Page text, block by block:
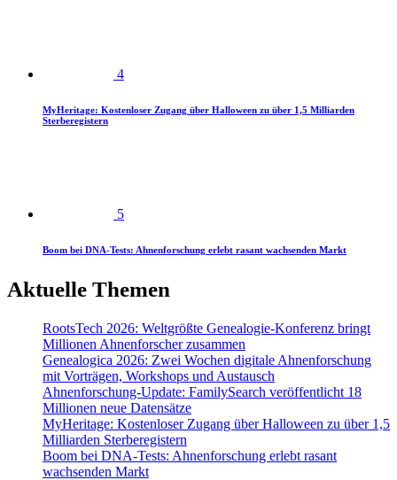
4
MyHeritage: Kostenloser Zugang über Halloween zu über 1,5 Milliarden
Sterberegistern
5
Boom bei DNA-Tests: Ahnenforschung erlebt rasant wachsenden Markt
Aktuelle Themen
RootsTech 2026: Weltgrößte Genealogie-Konferenz bringt
Millionen Ahnenforscher zusammen
Genealogica 2026: Zwei Wochen digitale Ahnenforschung
mit Vorträgen, Workshops und Austausch
Ahnenforschung-Update: FamilySearch veröffentlicht 18
Millionen neue Datensätze
MyHeritage: Kostenloser Zugang über Halloween zu über 1,5
Milliarden Sterberegistern
Boom bei DNA-Tests: Ahnenforschung erlebt rasant
wachsenden Markt